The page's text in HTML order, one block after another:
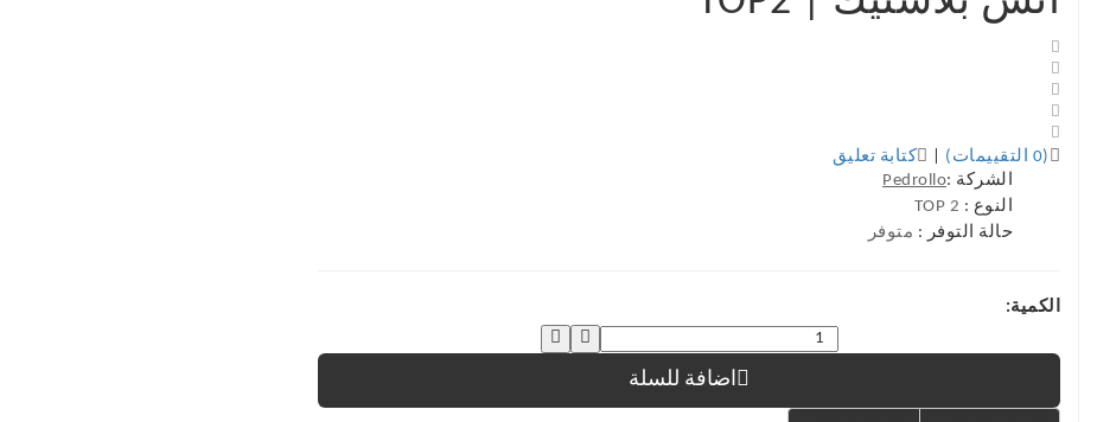
(0 التقييمات)
كتابة تعليق
الشركة :Pedrollo
النوع :
حالة التوفر : متوفر
الكمية:
اضافة للسلة